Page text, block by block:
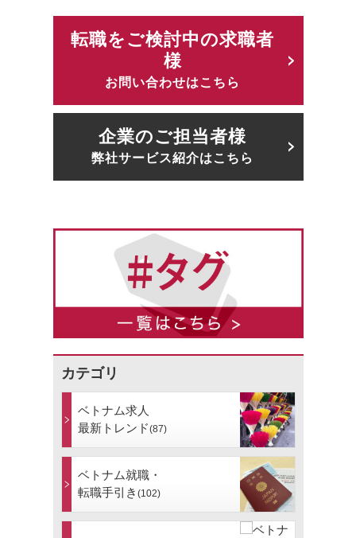
転職をご検討中の求職者
様
お問い合わせはこちら
企業のご担当者様
弊社サービス紹介はこちら
カテゴリ
ベトナム求人
最新トレンド(87)
ベトナム就職・
転職手引き (102)